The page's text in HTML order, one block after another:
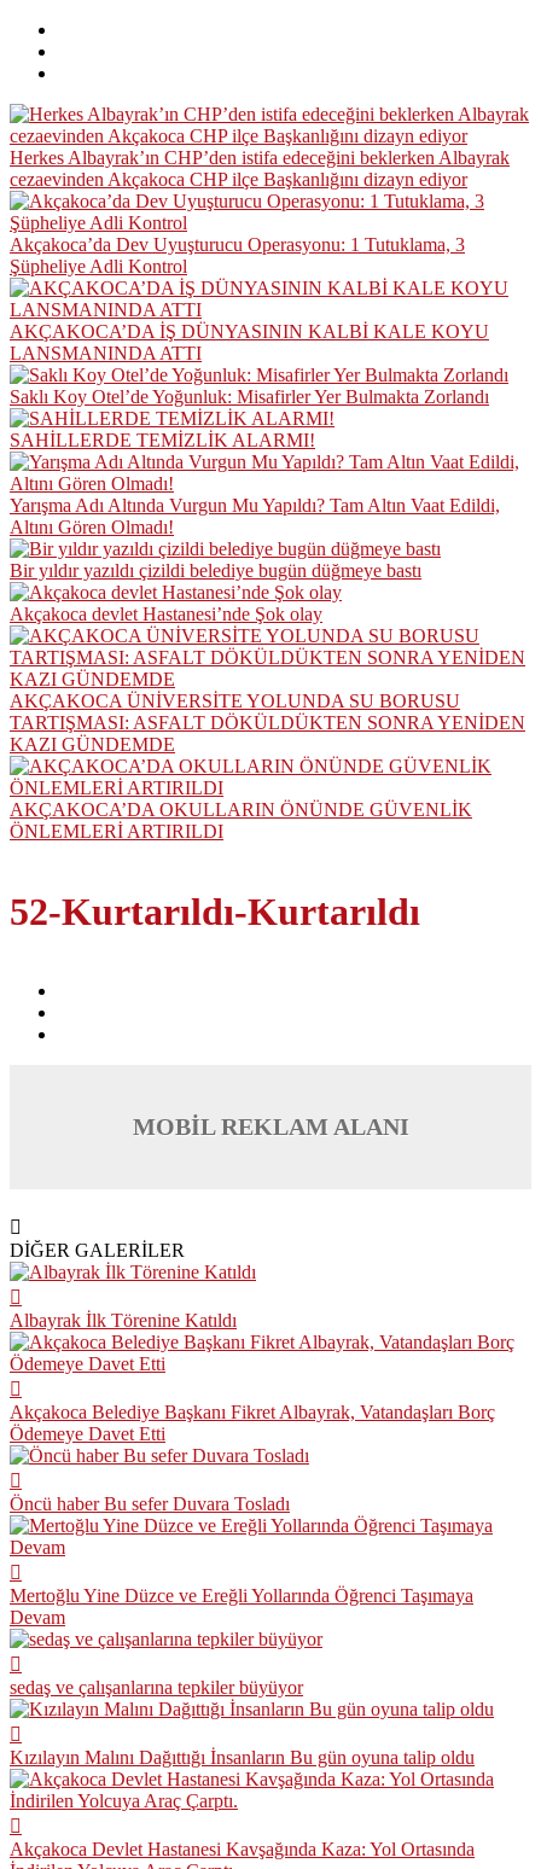
Herkes Albayrak’ın CHP’den istifa edeceğini beklerken Albayrak
cezaevinden Akçakoca CHP ilçe Başkanlığını dizayn ediyor
Akçakoca’da Dev Uyuşturucu Operasyonu: 1 Tutuklama, 3
Şüpheliye Adli Kontrol
AKÇAKOCA’DA İŞ DÜNYASININ KALBİ KALE KOYU
LANSMANINDA ATTI
Saklı Koy Otel’de Yoğunluk: Misafirler Yer Bulmakta Zorlandı
SAHİLLERDE TEMİZLİK ALARMI!
Yarışma Adı Altında Vurgun Mu Yapıldı? Tam Altın Vaat Edildi,
Altını Gören Olmadı!
Bir yıldır yazıldı çizildi belediye bugün düğmeye bastı
Akçakoca devlet Hastanesi’nde Şok olay
AKÇAKOCA ÜNİVERSİTE YOLUNDA SU BORUSU
TARTIŞMASI: ASFALT DÖKÜLDÜKTEN SONRA YENİDEN
KAZI GÜNDEMDE
AKÇAKOCA’DA OKULLARIN ÖNÜNDE GÜVENLİK
ÖNLEMLERİ ARTIRILDI
52-Kurtarıldı-Kurtarıldı
MOBİL REKLAM ALANI
DİĞER GALERİLER
Albayrak İlk Törenine Katıldı
Akçakoca Belediye Başkanı Fikret Albayrak, Vatandaşları Borç
Ödemeye Davet Etti
Öncü haber Bu sefer Duvara Tosladı
Mertoğlu Yine Düzce ve Ereğli Yollarında Öğrenci Taşımaya
Devam
sedaş ve çalışanlarına tepkiler büyüyor
Kızılayın Malını Dağıttığı İnsanların Bu gün oyuna talip oldu
Akçakoca Devlet Hastanesi Kavşağında Kaza: Yol Ortasında